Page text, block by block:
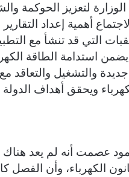
لتعزيز الحوكمة
أهمية إعداد
التي قد تنشأ مع
يضمن استدامة الطاقة
والتشغيل والتعاقد
ويحقق أهداف الدولة
عصمت أنه لم يعد هناك
الكهرباء، وأن